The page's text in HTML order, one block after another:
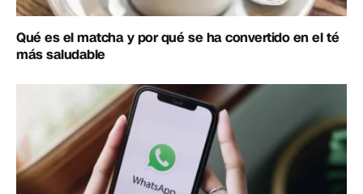
Qué es el matcha y por qué se ha convertido en el té
más saludable